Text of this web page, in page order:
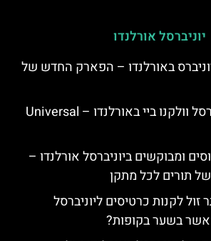
יוניברסל אורלנדו
באורלנדו – הפארק החדש של
פארק המים יוניברסל וולקנו ביי באורלנדו – Universal
ומבוקשים ביוניברסל אורלנדו –
תורים לכל מתקן
לקנות כרטיסים ליוניברסל
מאשר בשער בקופות?